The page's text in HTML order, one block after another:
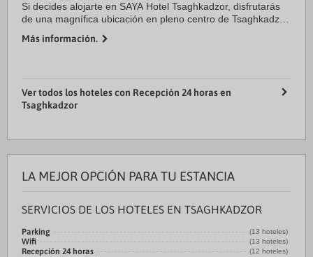
Si decides alojarte en SAYA Hotel Tsaghkadzor, disfrutarás
de una magnífica ubicación en pleno centro de Tsaghkadzor,
min a pie de Monasterio de ...
Más información.
Ver todos los hoteles con Recepción 24 horas en
Tsaghkadzor
LA MEJOR OPCIÓN PARA TU ESTANCIA
SERVICIOS DE LOS HOTELES EN TSAGHKADZOR
Parking (13 hoteles)
Wifi (13 hoteles)
Recepción 24 horas (12 hoteles)